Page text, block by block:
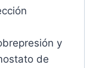
y
de